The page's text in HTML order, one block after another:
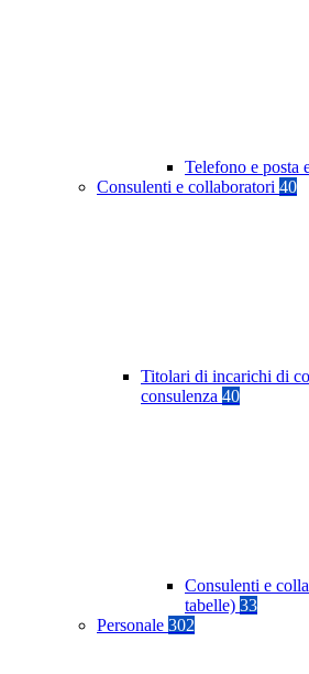
Telefono e posta
Consulenti e collaboratori 40
Titolari di incarichi di
consulenza 40
Consulenti e
tabelle) 33
Personale 302